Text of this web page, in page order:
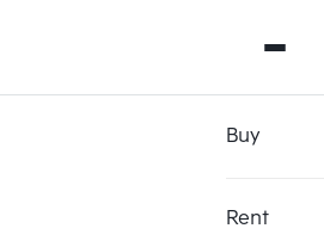
Buy
Rent